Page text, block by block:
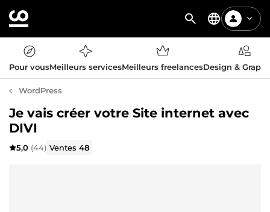
Pour vousMeilleurs servicesMeilleurs freelancesDesign &
WordPress
Je vais créer votre Site internet avec
DIVI
5,0 (44) Ventes48